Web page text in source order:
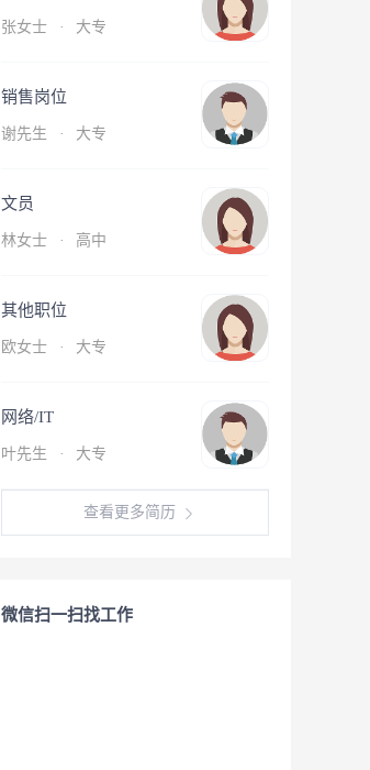
张女士 · 大专
销售岗位
谢先生 · 大专
文员
林女士 · 高中
其他职位
欧女士 · 大专
网络/IT
叶先生 · 大专
查看更多简历
微信扫一扫找工作